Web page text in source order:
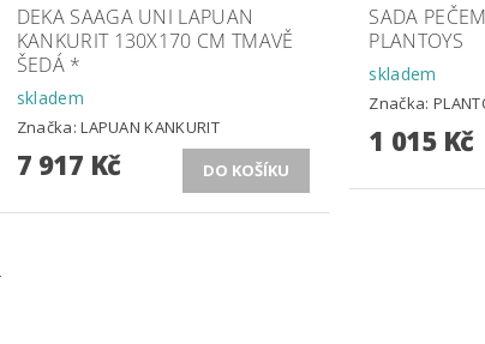
DEKA SAAGA UNI LAPUAN
KANKURIT 130X170 CM TMAVĚ
ŠEDÁ *
skladem
Značka:LAPUAN KANKURIT
7 917 Kč
SADA
PLANTOYS
skladem
Značka:
1 015 Kč